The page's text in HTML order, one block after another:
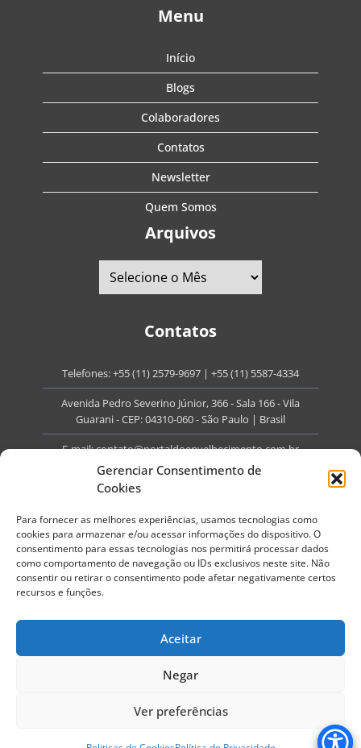
Gerenciar Consentimento de
Cookies
Para fornecer as melhores experiências, usamos tecnologias como
cookies para armazenar e/ou acessar informações do dispositivo. O
consentimento para essas tecnologias nos permitirá processar dados
como comportamento de navegação ou IDs exclusivos neste site. Não
consentir ou retirar o consentimento pode afetar negativamente certos
recursos e funções.
Aceitar
Negar
Ver preferências
Menu
Início
Blogs
Colaboradores
Contatos
Newsletter
Quem Somos
Arquivos
Contatos
Telefones:+55 (11) 2579-9697 | +55 (11) 5587-4334
Avenida Pedro Severino Júnior, 366 - Sala 166 - Vila
Guarani - CEP: 04310-060 - São Paulo | Brasil
E-mail:contato@portaldoenvelhecimento.com.br
Website:portaldoenvelhecimento.com.br
Todos os direitos reservados.